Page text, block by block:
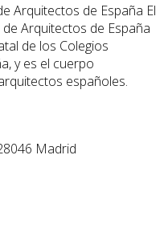
El
Arquitectos de España
de los Colegios
y es el cuerpo
españoles.
Madrid